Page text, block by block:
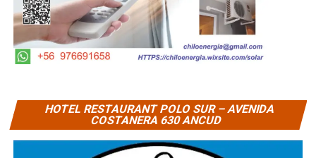
HOTEL RESTAURANT POLO SUR – AVENIDA
COSTANERA 630 ANCUD